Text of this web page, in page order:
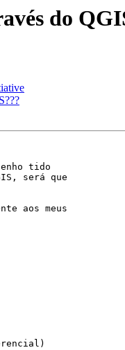
do
tido
será que
aos meus